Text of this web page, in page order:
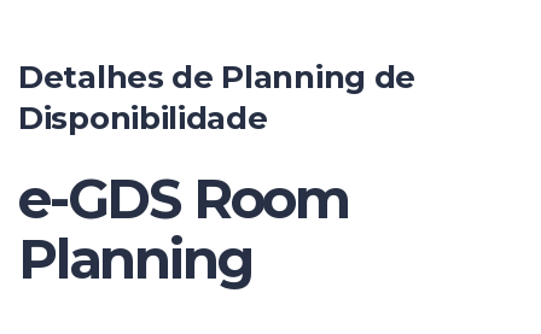
Detalhes de Planning de
Disponibilidade
e-GDS Room
Planning